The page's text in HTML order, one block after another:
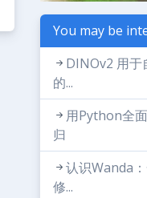
You may be
DINOv2 用于
的...
用Python全
归
认识Wanda
修...